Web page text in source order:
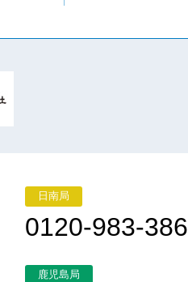
日南局
0120-983-386
鹿児島局